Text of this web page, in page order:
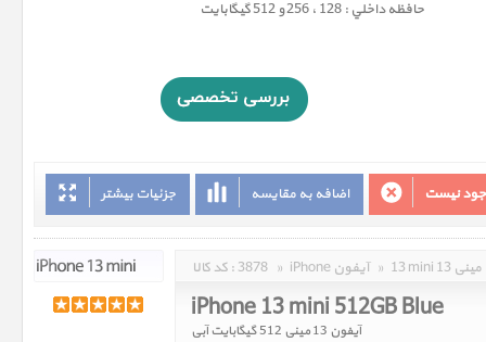
حافظه داخلي : 128 ، 256 و 512 گيگابايت
جزئیات بیشتر اضافه به مقایسه نیست
کد کالا : 3878 » iPhone آیفون » 13 mini 13 مینی
iPhone 13 mini 512GB Blue
آیفون 13 مینی 512 گیگابایت آبی